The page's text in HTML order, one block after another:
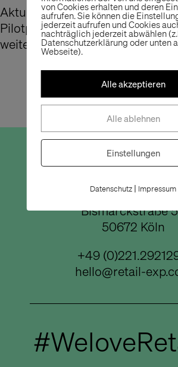
Aktuell erarbeiten wir einen
Pilotprojekt, welcher zukünftig
weitere Roll-out-Planungen
Büro
Bismarckstraße
50672 Köln
+49
hello@retail-
von Cookies erhalten und deren
aufrufen. Sie können die
jederzeit aufrufen und Cookies
nachträglich jederzeit abwählen
Datenschutzerklärung oder unten
Webseite).
Alle akzeptieren
Alle ablehnen
Einstellungen
Datenschutz | Impressum